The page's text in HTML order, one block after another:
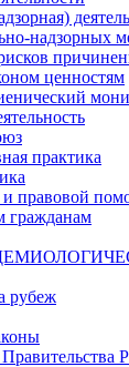
надзорных
ценностям
практика
и правовой
гражданам
рубеж